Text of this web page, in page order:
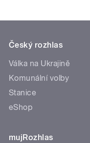
Český rozhlas
Válka na Ukrajině
Komunální volby
Stanice
eShop
mujRozhlas